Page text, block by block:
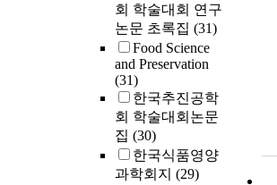
회 학술대회 연구
논문 초록집 (31)
Food Science
and Preservation
(31)
한국추진공학
회 학술대회논문
집 (30)
한국식품영양
과학회지 (29)